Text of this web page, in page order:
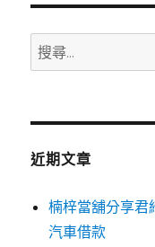
搜
尋
鍵
近期文章
楠梓當舖分享
汽車借款